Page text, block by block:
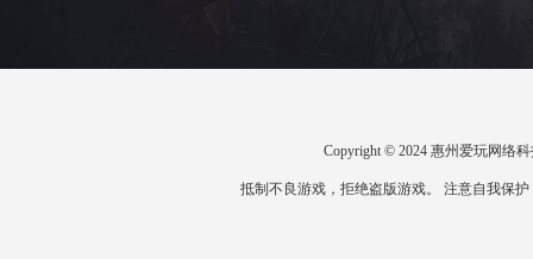
Copyright © 2024 惠州爱玩网络
抵制不良游戏，拒绝盗版游戏。 注意自我保